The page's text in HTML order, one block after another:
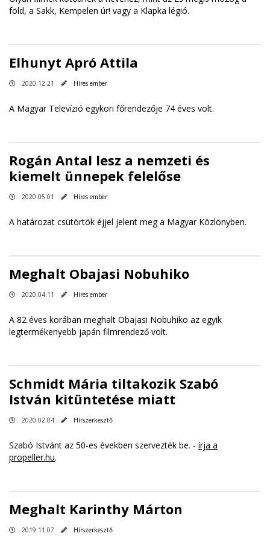
föld, a Sakk, Kempelen úr! vagy a Klapka légió.
Elhunyt Apró Attila
2020.12.21 Híres ember
A Magyar Televízió egykori főrendezője 74 éves volt.
Rogán Antal lesz a nemzeti és
kiemelt ünnepek felelőse
2020.05.01 Híres ember
A határozat csütörtök éjjel jelent meg a Magyar Közlönyben.
Meghalt Obajasi Nobuhiko
2020.04.11 Híres ember
A 82 éves korában meghalt Obajasi Nobuhiko az egyik
legtermékenyebb japán filmrendező volt.
Schmidt Mária tiltakozik Szabó
István kitüntetése miatt
2020.02.04 Hírszerkesztő
Szabó Istvánt az 50-es években szervezték be. - írja a
propeller.hu.
Meghalt Karinthy Márton
2019.11.07 Hírszerkesztő